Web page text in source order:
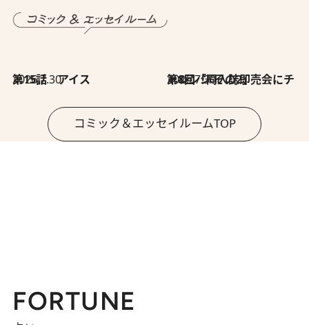
2026.7.30
第15話 アイス 2026.7.30
第8回「同人誌即売会にチャレンジ その2」
コミック＆エッセイルームTOP
FORTUNE